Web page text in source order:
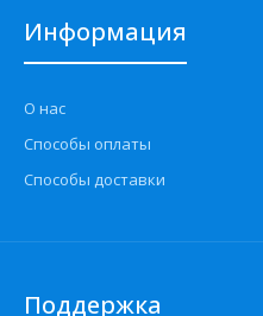
Информация
О нас
Способы оплаты
Способы доставки
Поддержка